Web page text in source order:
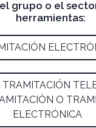
grupo o el
herramientas:
TRAMITACIÓN
O
ELECTRÓNICA